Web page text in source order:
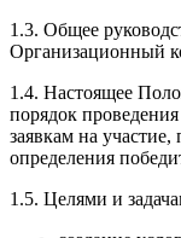
1.3. Общее
Организационный
1.4. Настоящее
порядок
заявкам на участие,
определения
1.5. Целями и